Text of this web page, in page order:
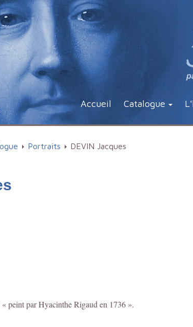
Accueil Catalogue
Portraits DEVIN Jacques
peint par Hyacinthe Rigaud en 1736 ».